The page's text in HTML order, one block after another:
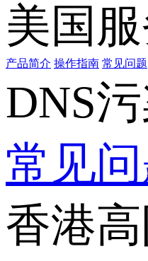
美国
产品简介 操作指南 常见问题
DNS
常见
香港